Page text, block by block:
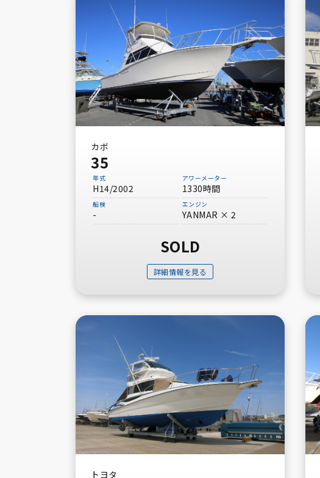
カボ
35
年式
H14/2002
アワーメーター
1330時間
船検
-
エンジン
YANMAR × 2
SOLD
詳細情報を見る
トヨタ